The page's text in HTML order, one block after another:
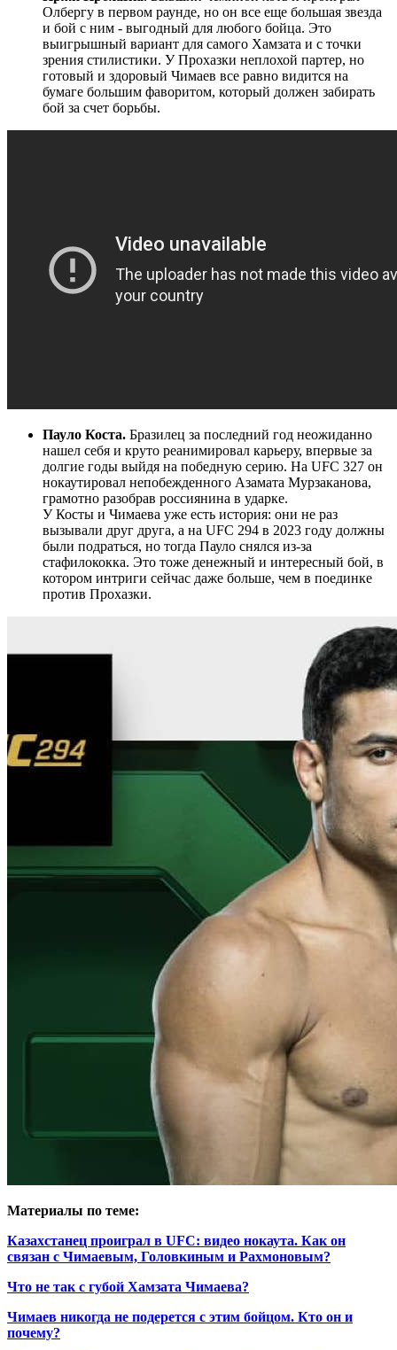
Олбергу в первом раунде, но он все еще большая звезда
и бой с ним - выгодный для любого бойца. Это
выигрышный вариант для самого Хамзата и с точки
зрения стилистики. У Прохазки неплохой партер, но
готовый и здоровый Чимаев все равно видится на
бумаге большим фаворитом, который должен забирать
бой за счет борьбы.
Пауло Коста. Бразилец за последний год неожиданно
нашел себя и круто реанимировал карьеру, впервые за
долгие годы выйдя на победную серию. На UFC 327 он
нокаутировал непобежденного Азамата Мурзаканова,
грамотно разобрав россиянина в ударке.
У Косты и Чимаева уже есть история: они не раз
вызывали друг друга, а на UFC 294 в 2023 году должны
были подраться, но тогда Пауло снялся из-за
стафилококка. Это тоже денежный и интересный бой, в
котором интриги сейчас даже больше, чем в поединке
против Прохазки.
Материалы по теме:
Казахстанец проиграл в UFC: видео нокаута. Как он
связан с Чимаевым, Головкиным и Рахмоновым?
Что не так с губой Хамзата Чимаева?
Чимаев никогда не подерется с этим бойцом. Кто он и
почему?